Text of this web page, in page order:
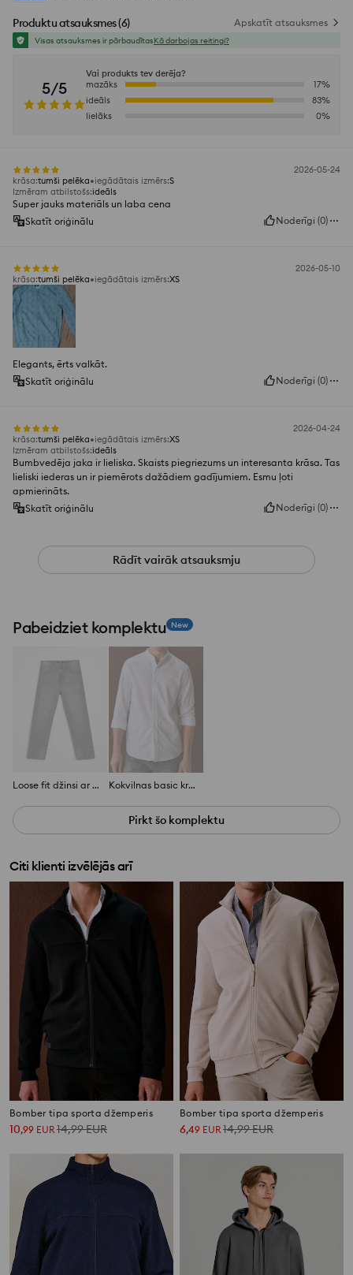
Produktu atsauksmes(6) Apskatīt atsauksmes
Visas atsauksmes ir pārbaudītasKā darbojas reitingi?
5/5
Vai produkts tev derēja?
mazāks
17%
ideāls
83%
lielāks
0%
2026-05-24
krāsa:tumši pelēka iegādātais izmērs:S
Izmēram atbilstošs:ideāls
Super jauks materiāls un laba cena
Skatīt oriģinālu
Noderīgi (0)
2026-05-10
krāsa:tumši pelēka iegādātais izmērs:XS
Elegants, ērts valkāt.
Skatīt oriģinālu
Noderīgi (0)
2026-04-24
krāsa:tumši pelēka iegādātais izmērs:XS
Izmēram atbilstošs:ideāls
Bumbvedēja jaka ir lieliska. Skaists piegriezums un interesanta krāsa. Tas
lieliski iederas un ir piemērots dažādiem gadījumiem. Esmu ļoti
apmierināts.
Skatīt oriģinālu
Noderīgi (0)
Rādīt vairāk atsauksmju
Pabeidziet komplektu New
Loose fit džinsi ar mazgāšanas efektu Kokvilnas basic krekls
Pirkt šo komplektu
Citi klienti izvēlējās arī
Bomber tipa sporta džemperis
10,99 EUR14,99EUR
Bomber tipa sporta džemperis
6,49 EUR14,99EUR